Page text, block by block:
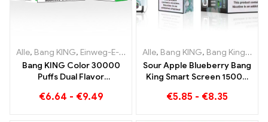
Alle, Bang KING, Einweg-E-Zigaretten Litauen ,Einweg-E-
Bang KING Color 30000
Puffs Dual Flavor
Strawberry Kiwi und Sour
€6.64 - €9.49
Alle, Bang KING, Bang King Smart Screen 15000 Puff
Sour Apple Blueberry Bang
King Smart Screen 15000
Dampferlebnis voller
€5.85 - €8.35